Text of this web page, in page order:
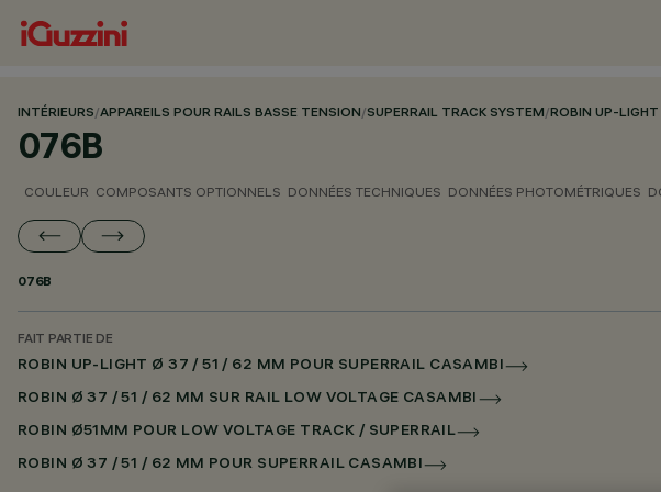
INTÉRIEURS/APPAREILS POUR RAILS BASSE TENSION/SUPERRAIL TRACK SYSTEM/ROBIN UP-
076B
COULEUR COMPOSANTS OPTIONNELS DONNÉES TECHNIQUES DONNÉES PHOTOMÉTRIQUES
076B
FAIT PARTIE DE
ROBIN UP-LIGHT Ø 37 / 51 / 62 MM POUR SUPERRAIL CASAMBI
ROBIN Ø 37 / 51 / 62 MM SUR RAIL LOW VOLTAGE CASAMBI
ROBIN Ø51MM POUR LOW VOLTAGE TRACK / SUPERRAIL
ROBIN Ø 37 / 51 / 62 MM POUR SUPERRAIL CASAMBI